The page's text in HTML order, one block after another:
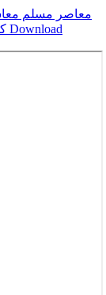
معاصر مسلم
Download